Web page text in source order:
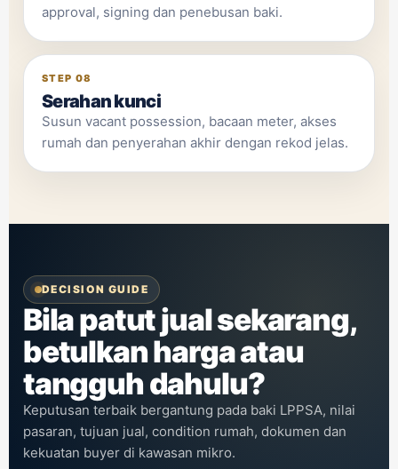
approval, signing dan penebusan baki.
STEP 08
Serahan kunci
Susun vacant possession, bacaan meter, akses
rumah dan penyerahan akhir dengan rekod jelas.
DECISION GUIDE
Bila patut jual sekarang,
betulkan harga atau
tangguh dahulu?
Keputusan terbaik bergantung pada baki LPPSA, nilai
pasaran, tujuan jual, condition rumah, dokumen dan
kekuatan buyer di kawasan mikro.